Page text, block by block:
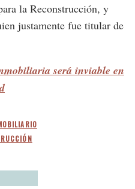
la Reconstrucción, y
justamente fue titular de
será inviable en